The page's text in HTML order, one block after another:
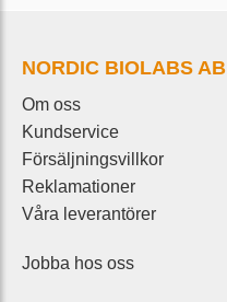
NORDIC BIOLABS AB
Om oss
Kundservice
Försäljningsvillkor
Reklamationer
Våra leverantörer
Jobba hos oss